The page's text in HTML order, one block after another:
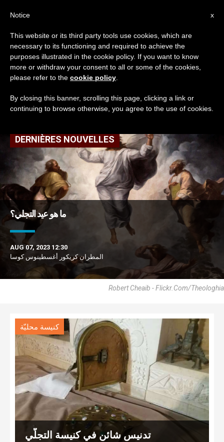
TAG
Posts Tagged ‘جبل
طابور’
DERNIÈRES NOUVELLES
ما هو عيد التجلي؟
AUG 07, 2023 12:30
المطران كريكور أغسطينوس كوسا
Robert Cheaib - Flickr.com/theologhia
كنيسة محليّة
تدنيس شائن في كنيسة التجلّي
x
Notice
This website or its third party tools use cookies, which are
necessary to its functioning and required to achieve the
purposes illustrated in the cookie policy. If you want to know
more or withdraw your consent to all or some of the cookies,
please refer to the cookie policy
By closing this banner, scrolling this page, clicking a link or
continuing to browse otherwise, you agree to the use of cookies.